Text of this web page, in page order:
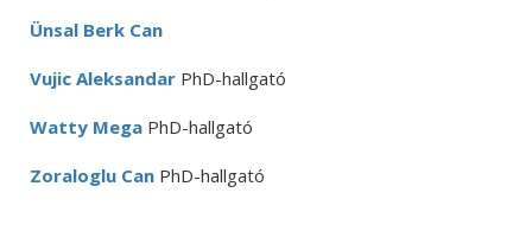
Ünsal Berk Can
Vujic Aleksandar PhD-hallgató
Watty Mega PhD-hallgató
Zoraloglu Can PhD-hallgató